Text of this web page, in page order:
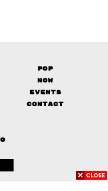
Pop
Now
Events
Contact